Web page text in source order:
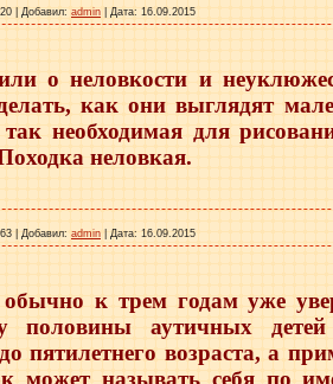
Добавил: admin Дата: 16.09.2015
о неловкости и
как они выглядят
необходимая для
неловкая.
Добавил: admin Дата: 16.09.2015
к трем годам уже
аутичных детей
пятилетнего возраста, а
может называть себя по